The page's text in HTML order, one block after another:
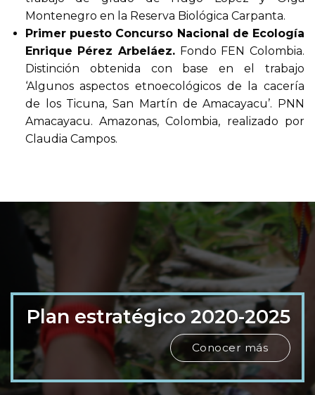
Montenegro en la Reserva Biológica Carpanta.
Primer puesto Concurso Nacional de Ecología
Enrique Pérez Arbeláez. Fondo FEN Colombia.
Distinción obtenida con base en el trabajo
‘Algunos aspectos etnoecológicos de la cacería
de los Ticuna, San Martín de Amacayacu’. PNN
Amacayacu. Amazonas, Colombia, realizado por
Claudia Campos.
Plan estratégico 2020-2025
Conocer más